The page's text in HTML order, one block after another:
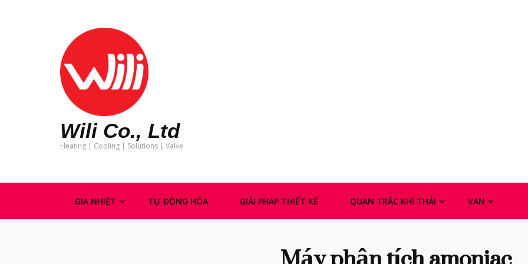
Wili Co., Ltd
Heating | Cooling | Solutions | Valve
GIA NHIỆT TỰ ĐỘNG HÓA GIẢI PHÁP THIẾT KẾ QUAN TRẮC KHÍ THẢI VAN